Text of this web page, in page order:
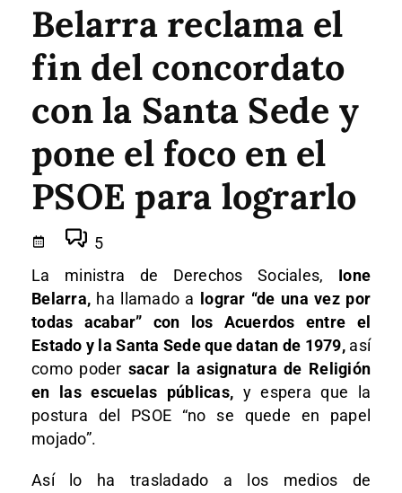
Belarra reclama el
fin del concordato
con la Santa Sede y
pone el foco en el
PSOE para lograrlo
5
La ministra de Derechos Sociales, Ione
Belarra, ha llamado a lograr “de una vez por
todas acabar” con los Acuerdos entre el
Estado y la Santa Sede que datan de 1979, así
como poder sacar la asignatura de Religión
en las escuelas públicas, y espera que la
postura del PSOE “no se quede en papel
mojado”.
Así lo ha trasladado a los medios de